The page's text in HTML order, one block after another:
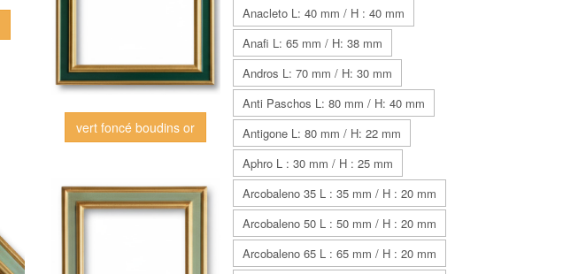
vert foncé boudins or
Anacleto L: 40 mm / H : 40 mm
Anafi L: 65 mm / H: 38 mm
Andros L: 70 mm / H: 30 mm
Anti Paschos L: 80 mm / H: 40 mm
Antigone L: 80 mm / H: 22 mm
Aphro L : 30 mm / H : 25 mm
Arcobaleno 35 L : 35 mm / H : 20 mm
Arcobaleno 50 L : 50 mm / H : 20 mm
Arcobaleno 65 L : 65 mm / H : 20 mm